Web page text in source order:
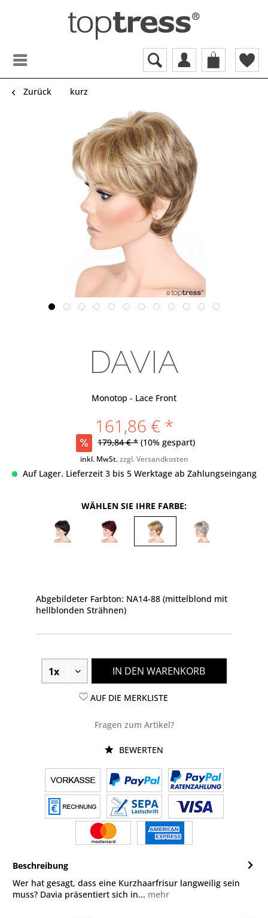
Zurück kurz
DAVIA
Monotop - Lace Front
161,86 € *
179,84 € * (10% gespart)
inkl. MwSt.zzgl. Versandkosten
Auf Lager. Lieferzeit 3 bis 5 Werktage ab Zahlungseingang
WÄHLEN SIE IHRE FARBE:
Abgebildeter Farbton: NA14-88 (mittelblond mit
hellblonden Strähnen)
IN DEN WARENKORB
AUF DIE MERKLISTE
Fragen zum Artikel?
BEWERTEN
Beschreibung
Wer hat gesagt, dass eine Kurzhaarfrisur langweilig sein
muss? Davia präsentiert sich in... mehr